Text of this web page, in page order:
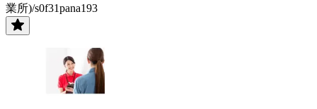
業所)/s0f31pana193